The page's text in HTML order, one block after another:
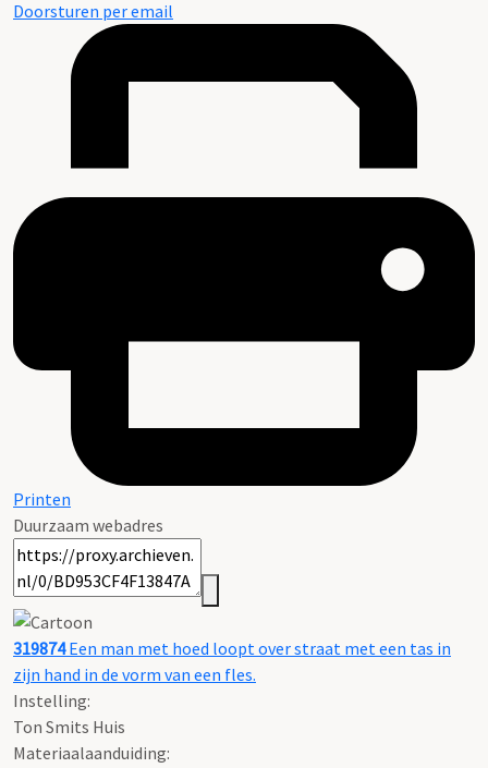
Doorsturen per email
Printen
Duurzaam webadres
319874Een man met hoed loopt over straat met een tas in
zijn hand in de vorm van een fles.
Instelling:
Ton Smits Huis
Materiaalaanduiding: